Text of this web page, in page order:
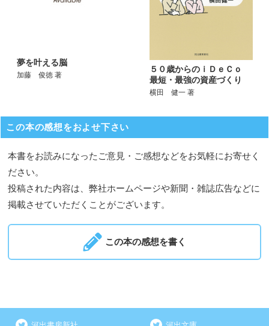
夢を叶える脳
加藤 俊徳 著
５０歳からのｉＤｅＣｏ
最短・最強の資産づくり
横田 健一 著
この本の感想をおよせ下さい
本書をお読みになったご意見・ご感想などをお気軽にお寄せく
ださい。
投稿された内容は、弊社ホームページや新聞・雑誌広告などに
掲載させていただくことがございます。
この本の感想を書く